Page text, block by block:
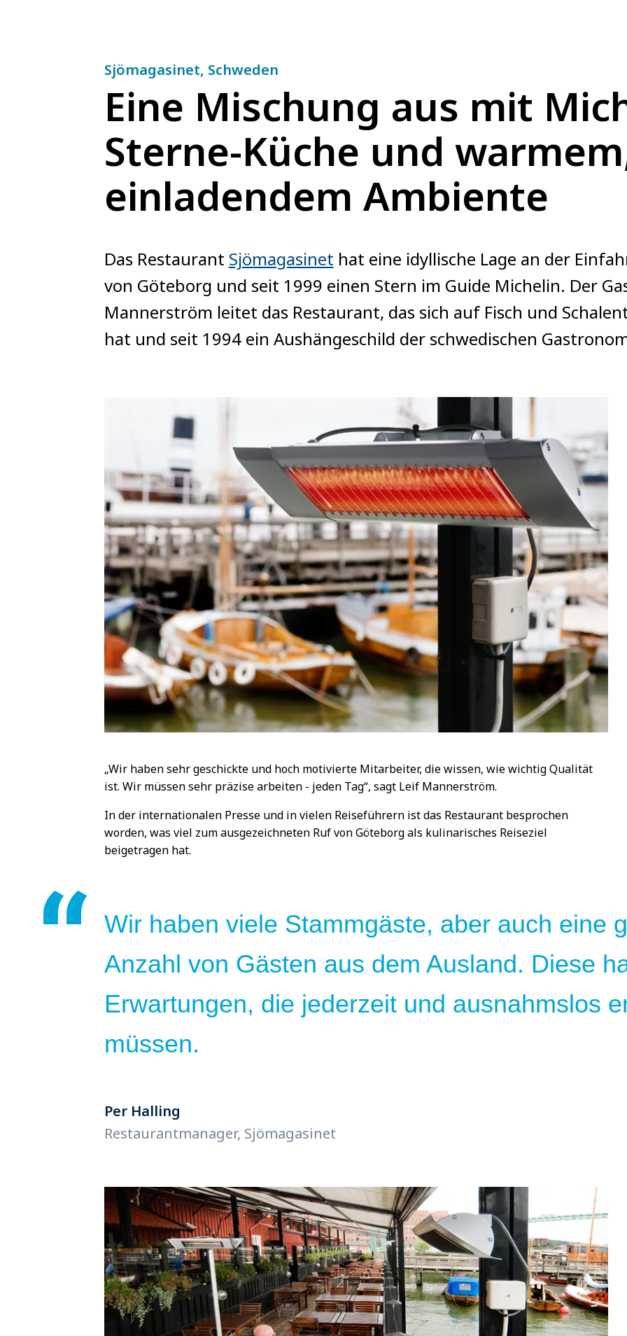
Eine Mischung aus mit
Sterne-Küche und
einladendem Ambiente
Sjömagasinet, Schweden
Das Restaurant Sjömagasinet hat eine idyllische Lage an der
von Göteborg und seit 1999 einen Stern im Guide Michelin. Der
Mannerström leitet das Restaurant, das sich auf Fisch und
hat und seit 1994 ein Aushängeschild der schwedischen
„Wir haben sehr geschickte und hoch motivierte Mitarbeiter, die wissen, wie wichtig Qualität
ist. Wir müssen sehr präzise arbeiten - jeden Tag“, sagt Leif Mannerström.
In der internationalen Presse und in vielen Reiseführern ist das Restaurant besprochen
worden, was viel zum ausgezeichneten Ruf von Göteborg als kulinarisches Reiseziel
beigetragen hat.
Wir haben viele Stammgäste, aber auch eine
Anzahl von Gästen aus dem Ausland. Diese
Erwartungen, die jederzeit und ausnahmslos
müssen.
Per Halling
Restaurantmanager, Sjömagasinet